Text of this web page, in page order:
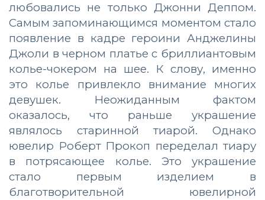
любовались не только Джонни Деппом.
Самым запоминающимся моментом стало
появление в кадре героини Анджелины
Джоли в черном платье с бриллиантовым
колье-чокером на шее. К слову, именно
это колье привлекло внимание многих
девушек. Неожиданным фактом
оказалось, что раньше украшение
являлось старинной тиарой. Однако
ювелир Роберт Прокоп переделал тиару
в потрясающее колье. Это украшение
стало первым изделием в
благотворительной ювелирной